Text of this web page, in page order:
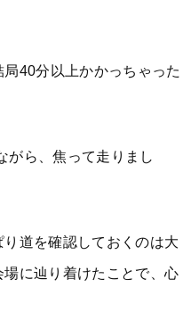
40分以上かかっちゃった
がら、焦って走りまし
道を確認しておくのは大
に辿り着けたことで、心